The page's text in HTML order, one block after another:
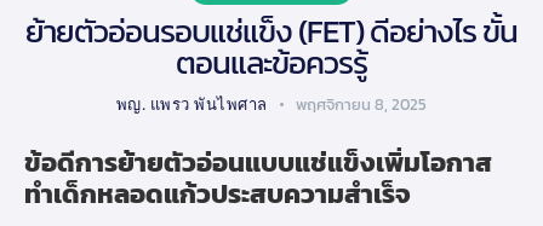
ย้ายตัวอ่อนรอบแช่แข็ง (FET) ดีอย่างไร ขั้น
ตอนและข้อควรรู้
พญ. แพรว พันไพศาล พฤศจิกายน 8, 2025
ข้อดีการย้ายตัวอ่อนแบบแช่แข็งเพิ่มโอกาส
ทำเด็กหลอดแก้วประสบความสำเร็จ